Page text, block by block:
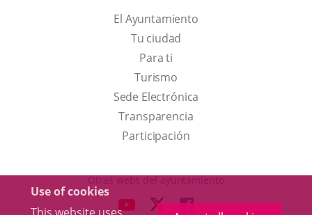
Use of cookies
El Ayuntamiento
Tu ciudad
Para ti
TurismoThis
link
will
open
a
Sede Electrónica
Transparencia
Participación
Otras webs del ayuntamiento
LINK LINKLINK